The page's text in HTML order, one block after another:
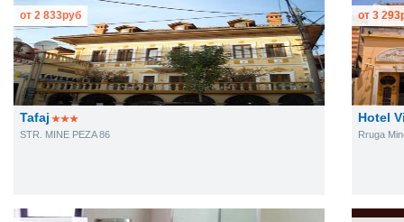
Tafaj
STR. MINE PEZA 86
от 2 833руб
Hotel
Rruga
от 3 293